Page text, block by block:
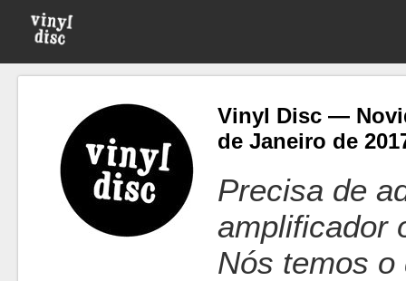
Vinyl Disc —
de Janeiro de
Precisa de
amplificador
Nós temos o